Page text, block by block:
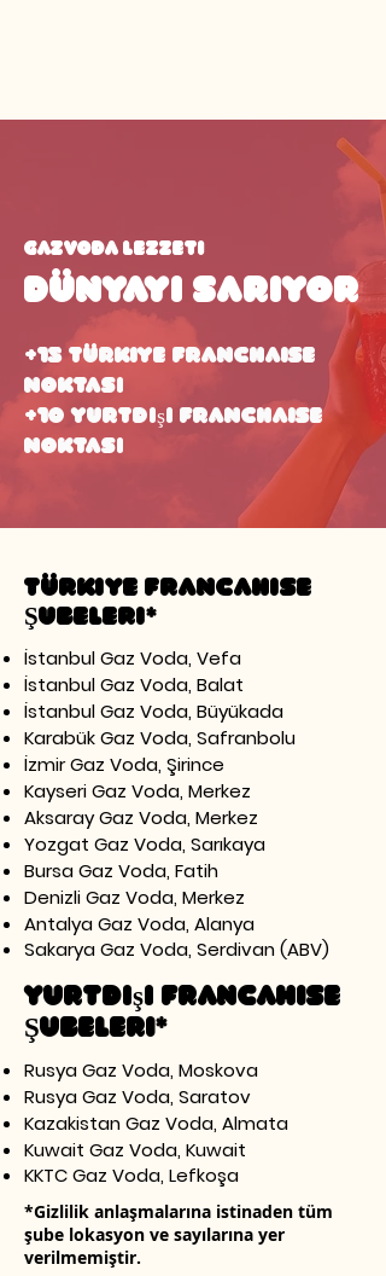
GAZVODA Lezzeti
Dünyayı sarıyor
+15 Türkiye Franchaise
noktası
+10 Yurtdışı Franchaise
noktası
Türkiye Francahise
Şubeleri*
İstanbul Gaz Voda, Vefa
İstanbul Gaz Voda, Balat
İstanbul Gaz Voda, Büyükada
Karabük Gaz Voda, Safranbolu
İzmir Gaz Voda, Şirince
Kayseri Gaz Voda, Merkez
Aksaray Gaz Voda, Merkez
Yozgat Gaz Voda, Sarıkaya
Bursa Gaz Voda, Fatih
Denizli Gaz Voda, Merkez
Antalya Gaz Voda, Alanya
Sakarya Gaz Voda, Serdivan (ABV)
Yurtdışı Francahise
Şubeleri*
Rusya Gaz Voda, Moskova
Rusya Gaz Voda, Saratov
Kazakistan Gaz Voda, Almata
Kuwait Gaz Voda, Kuwait
KKTC Gaz Voda, Lefkoşa
*Gizlilik anlaşmalarına istinaden tüm
şube lokasyon ve sayılarına yer
verilmemiştir.